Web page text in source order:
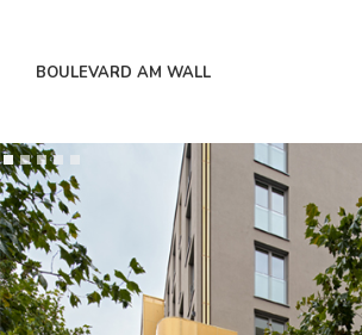
BOULEVARD AM WALL